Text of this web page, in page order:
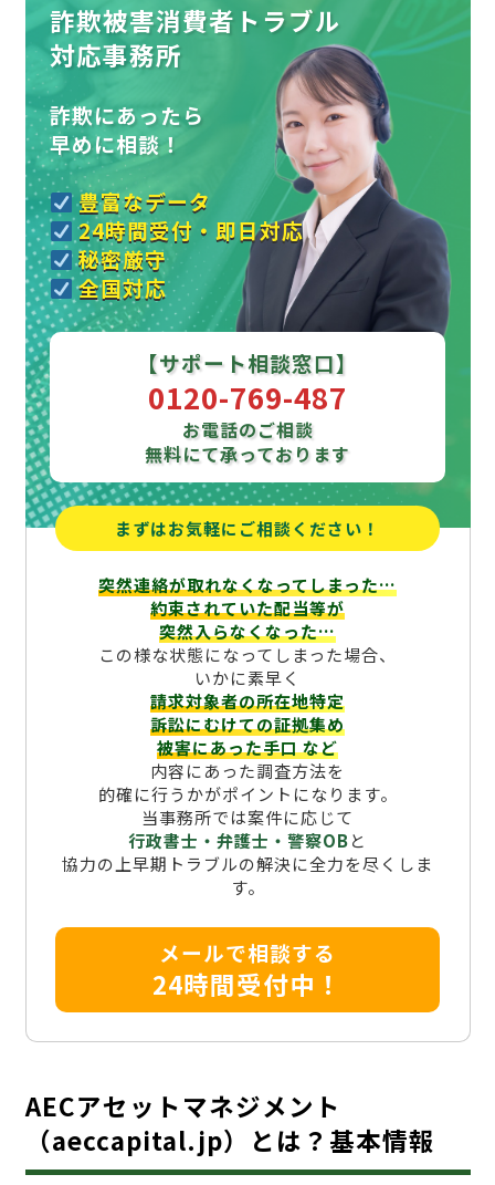
詐欺被害消費者トラブル
対応事務所
詐欺にあったら
早めに相談！
豊富なデータ
24時間受付・即日対応
秘密厳守
全国対応
【サポート相談窓口】
0120-769-487
お電話のご相談
無料にて承っております
まずはお気軽にご相談ください！
突然連絡が取れなくなってしまった…
約束されていた配当等が
突然入らなくなった…
この様な状態になってしまった場合、
いかに素早く
請求対象者の所在地特定
訴訟にむけての証拠集め
被害にあった手口など
内容にあった調査方法を
的確に行うかがポイントになります。
当事務所では案件に応じて
行政書士・弁護士・警察OBと
協力の上早期トラブルの解決に全力を尽くしま
す。
メールで相談する
24時間受付中！
AECアセットマネジメント
（aeccapital.jp）とは？基本情報